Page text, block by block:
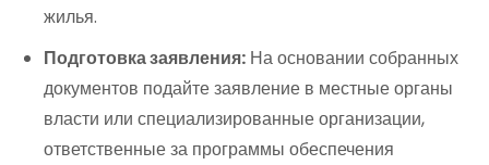
жилья.
Подготовка заявления: На основании собранных
документов подайте заявление в местные органы
власти или специализированные организации,
ответственные за программы обеспечения